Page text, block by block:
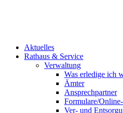
Aktuelles
Rathaus & Service
Verwaltung
Was erledige ich
Ämter
Ansprechpartner
Formulare/
Ver- und